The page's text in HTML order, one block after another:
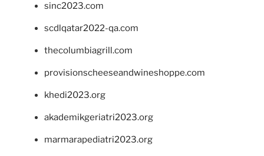
sinc2023.com
scdlqatar2022-qa.com
thecolumbiagrill.com
provisionscheeseandwineshoppe.com
khedi2023.org
akademikgeriatri2023.org
marmarapediatri2023.org